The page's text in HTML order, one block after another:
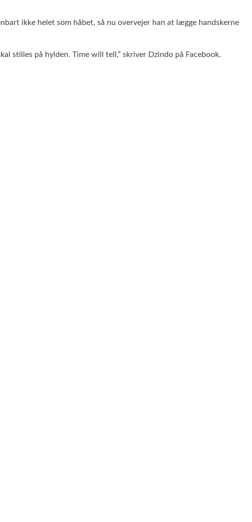
ikke helet som håbet, så nu overvejer han at lægge handskerne
stilles på hylden. Time will tell,” skriver Dzindo på Facebook.